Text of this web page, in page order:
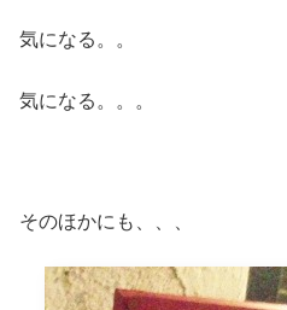
気になる。。
気になる。。。
そのほかにも、、、